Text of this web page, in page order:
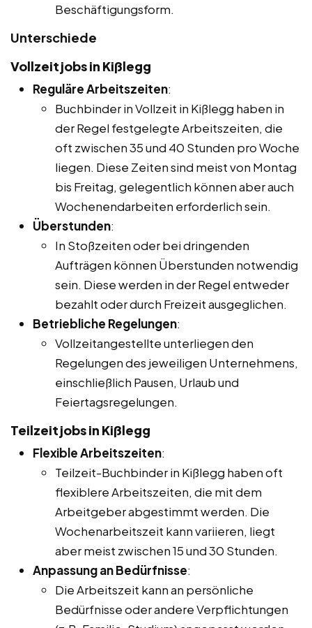
Beschäftigungsform.
Unterschiede
Vollzeitjobs in Kißlegg
Reguläre Arbeitszeiten:
Buchbinder in Vollzeit in Kißlegg haben in
der Regel festgelegte Arbeitszeiten, die
oft zwischen 35 und 40 Stunden pro Woche
liegen. Diese Zeiten sind meist von Montag
bis Freitag, gelegentlich können aber auch
Wochenendarbeiten erforderlich sein.
Überstunden:
In Stoßzeiten oder bei dringenden
Aufträgen können Überstunden notwendig
sein. Diese werden in der Regel entweder
bezahlt oder durch Freizeit ausgeglichen.
Betriebliche Regelungen:
Vollzeitangestellte unterliegen den
Regelungen des jeweiligen Unternehmens,
einschließlich Pausen, Urlaub und
Feiertagsregelungen.
Teilzeitjobs in Kißlegg
Flexible Arbeitszeiten:
Teilzeit-Buchbinder in Kißlegg haben oft
flexiblere Arbeitszeiten, die mit dem
Arbeitgeber abgestimmt werden. Die
Wochenarbeitszeit kann variieren, liegt
aber meist zwischen 15 und 30 Stunden.
Anpassung an Bedürfnisse:
Die Arbeitszeit kann an persönliche
Bedürfnisse oder andere Verpflichtungen